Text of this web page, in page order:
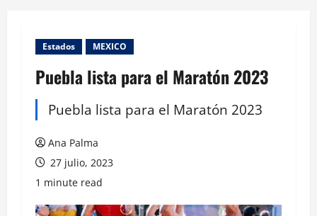
Estados MEXICO
Puebla lista para el Maratón 2023
Puebla lista para el Maratón 2023
Ana Palma
27 julio, 2023
1 minute read